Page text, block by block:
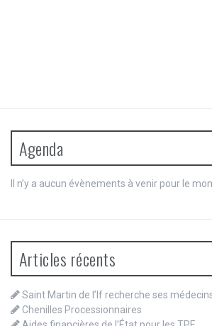
Agenda
Il n’y a aucun évènements à venir pour le
Articles récents
Saint Martin de l’If recherche ses
Chenilles Processionnaires